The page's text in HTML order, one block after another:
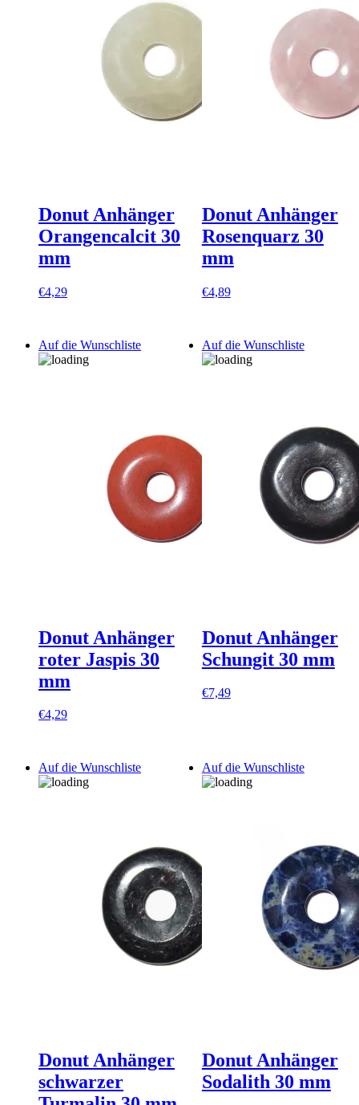
Donut Anhänger
Orangencalcit 30
mm
€4,29
Donut Anhänger
Rosenquarz 30
mm
€4,89
Auf die Wunschliste
Donut Anhänger
roter Jaspis 30
mm
€4,29
Auf die Wunschliste
Donut Anhänger
Schungit 30 mm
€7,49
Auf die Wunschliste
Donut Anhänger
schwarzer
Auf die Wunschliste
Donut Anhänger
Sodalith 30 mm